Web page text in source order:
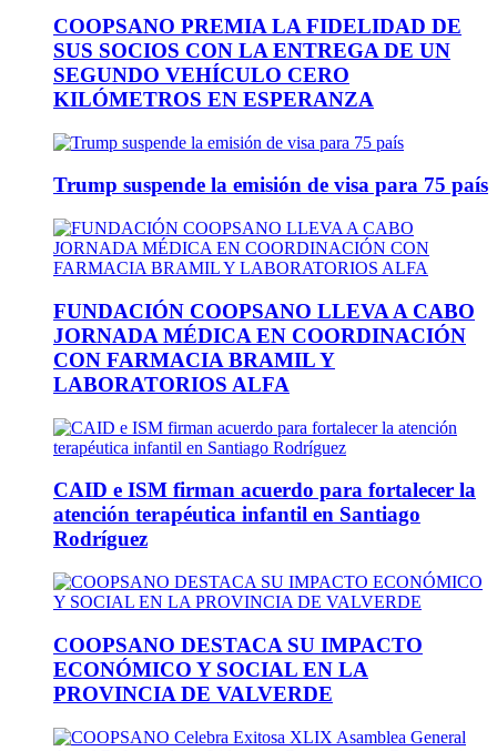
COOPSANO PREMIA LA FIDELIDAD DE
SUS SOCIOS CON LA ENTREGA DE UN
SEGUNDO VEHÍCULO CERO
KILÓMETROS EN ESPERANZA
Trump suspende la emisión de visa para 75 país
FUNDACIÓN COOPSANO LLEVA A CABO
JORNADA MÉDICA EN COORDINACIÓN
CON FARMACIA BRAMIL Y
LABORATORIOS ALFA
CAID e ISM firman acuerdo para fortalecer la
atención terapéutica infantil en Santiago
Rodríguez
COOPSANO DESTACA SU IMPACTO
ECONÓMICO Y SOCIAL EN LA
PROVINCIA DE VALVERDE